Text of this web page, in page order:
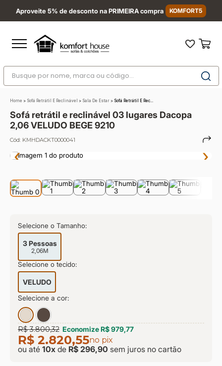
Aproveite 5% de desconto na PRIMEIRA compra KOMFORT5
Busque por nome, marca ou código...
Home > Sofá Retrátil E Reclinável > Sala De Estar > Sofá Retrátil E Rec...
Sofá retrátil e reclinável 03 lugares Dacopa
2,06 VELUDO BEGE 9210
Cód: KMHDACKT0000041
‹ ›
Selecione o Tamanho:
3 Pessoas
2,06M
Selecione o tecido:
VELUDO
Selecione a cor:
R$ 3.800,32 EconomizeR$ 979,77
R$ 2.820,55no pix
ou até 10x de R$ 296,90 sem juros no cartão
2º
sofá
3º
sofá retrátil
4º
sofá cama
6º
colchão
7º
conjuntos
sevilha
prisma